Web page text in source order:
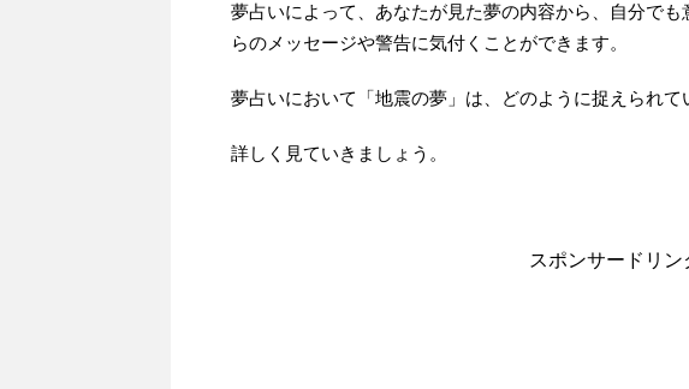
夢占いによって、あなたが見た夢の内容から、自分で
らのメッセージや警告に気付くことができます。
夢占いにおいて「地震の夢」は、どのように捉えられて
詳しく見ていきましょう。
スポンサードリン